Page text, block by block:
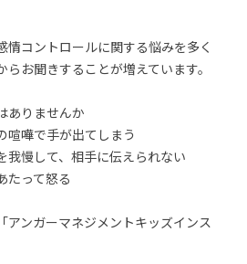
情コントロールに関する悩みを多く
お聞きすることが増えています。
ありませんか
喧嘩で手が出てしまう
我慢して、相手に伝えられない
たって怒る
アンガーマネジメントキッズインス